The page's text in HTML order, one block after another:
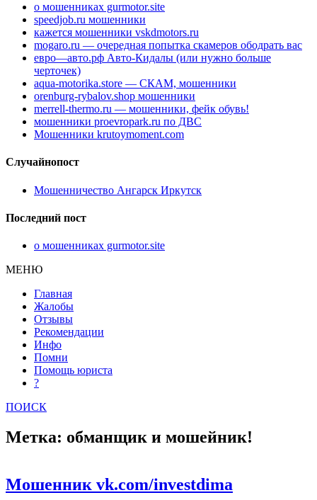
о мошенниках gurmotor.site
speedjob.ru мошенники
кажется мошенники vskdmotors.ru
mogaro.ru — очередная попытка скамеров ободрать вас
евро—авто.рф Авто-Кидалы (или нужно больше
черточек)
aqua-motorika.store — СКАМ, мошенники
orenburg-rybalov.shop мошенники
merrell-thermo.ru — мошенники, фейк обувь!
мошенники proevropark.ru по ДВС
Мошенники krutoymoment.com
Случайнопост
Мошенничество Ангарск Иркутск
Последний пост
о мошенниках gurmotor.site
МЕНЮ
Главная
Жалобы
Отзывы
Рекомендации
Инфо
Помни
Помощь юриста
?
ПОИСК
Метка: обманщик и мошейник!
Мошенник vk.com/investdima